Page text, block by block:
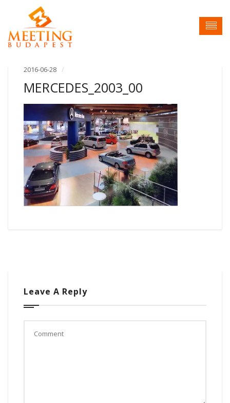
2016-06-28
MERCEDES_2003_00
Leave A Reply